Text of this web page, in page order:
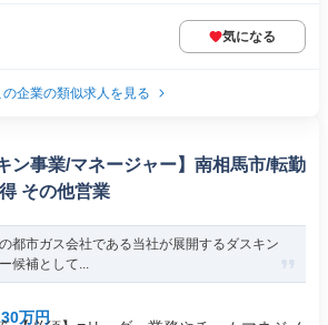
気になる
の企業の類似求人を見る
ン事業/マネージャー】南相馬市/転勤
その他営業
都市ガス会社である当社が展開するダスキン
候補として...
万円